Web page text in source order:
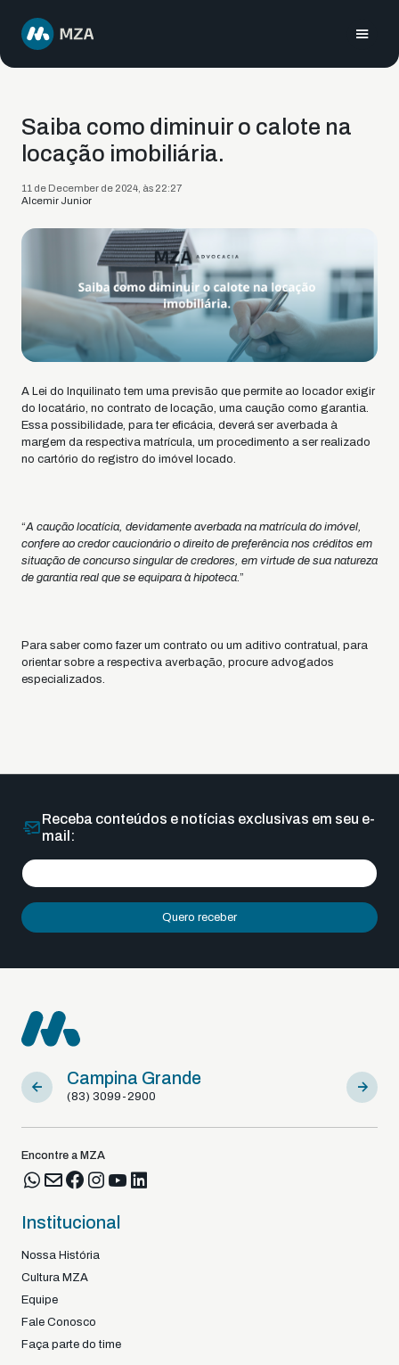
Saiba como diminuir o calote na
locação imobiliária.
11 de December de 2024, às 22:27
Alcemir Junior
A Lei do Inquilinato tem uma previsão que permite ao locador exigir
do locatário, no contrato de locação, uma caução como garantia.
Essa possibilidade, para ter eficácia, deverá ser averbada à
margem da respectiva matrícula, um procedimento a ser realizado
no cartório do registro do imóvel locado.
“A caução locatícia, devidamente averbada na matrícula do imóvel,
confere ao credor caucionário o direito de preferência nos créditos em
situação de concurso singular de credores, em virtude de sua natureza
de garantia real que se equipara à hipoteca.”
Para saber como fazer um contrato ou um aditivo contratual, para
orientar sobre a respectiva averbação, procure advogados
especializados.
Receba conteúdos e notícias exclusivas em seu e-
mail:
Quero receber
Campina Grande
(83) 3099-2900
Sousa
(83)
Encontre a MZA
Institucional
Nossa História
Cultura MZA
Equipe
Fale Conosco
Faça parte do time